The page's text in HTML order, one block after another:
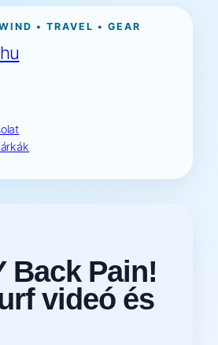
• TRAVEL • GEAR
Back Pain!
videó és